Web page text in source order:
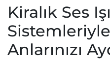
Kiralık Ses
Anlarınızı